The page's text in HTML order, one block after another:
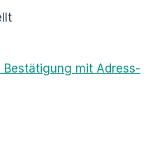
Bestätigung mit Adress-